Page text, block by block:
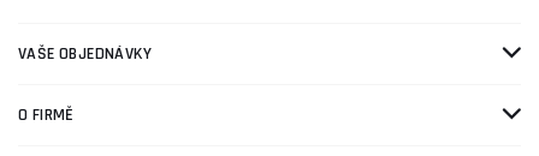
VAŠE OBJEDNÁVKY
O FIRMĚ